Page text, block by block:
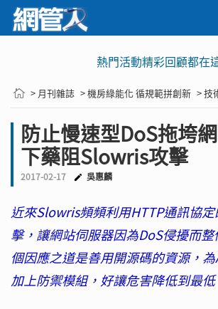
熱門活動精彩回顧都在
> 月刊雜誌 > 機房綠能化 循規範拼創新 > 技
防止慢速型DoS拖垮
下藥阻Slowris攻擊
2017-02-17 吳惠麟
近來Slowris頻頻利用HTTP通訊協
擊，讓網站伺服器因為DoS侵擾而
個因應之道是善用開源碼的資源，
加上防禦模組，好讓危害降低到最低